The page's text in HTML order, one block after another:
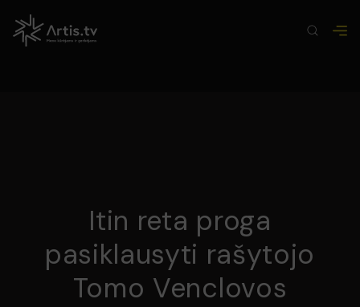
Itin reta proga
pasiklausyti rašytojo
Tomo Venclovos